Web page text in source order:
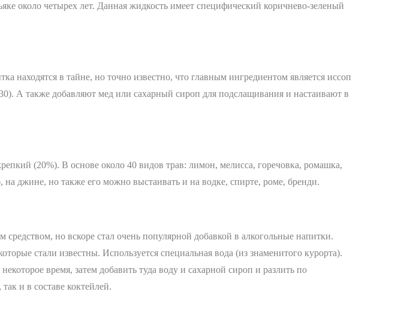
около четырех лет. Данная жидкость имеет специфический коричнево-зеленый
находятся в тайне, но точно известно, что главным ингредиентом является иссоп
А также добавляют мед или сахарный сироп для подслащивания и настаивают в
(20%). В основе около 40 видов трав: лимон, мелисса, горечовка, ромашка,
джине, но также его можно выстаивать и на водке, спирте, роме, бренди.
но вскоре стал очень популярной добавкой в алкогольные напитки.
стали известны. Используется специальная вода (из знаменитого курорта).
время, затем добавить туда воду и сахарной сироп и разлить по
и в составе коктейлей.